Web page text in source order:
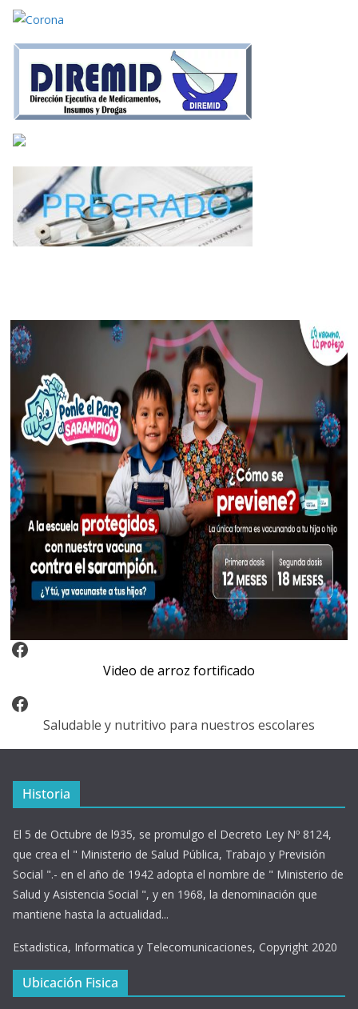
Video Arroz Fortificado
Video de arroz fortificado
Facebook
Saludable y nutritivo para nuestros escolares
Historia
El 5 de Octubre de l935, se promulgo el Decreto Ley Nº 8124,
que crea el " Ministerio de Salud Pública, Trabajo y Previsión
Social ".- en el año de 1942 adopta el nombre de " Ministerio de
Salud y Asistencia Social ", y en 1968, la denominación que
mantiene hasta la actualidad...
Estadistica, Informatica y Telecomunicaciones, Copyright 2020
Ubicación Fisica